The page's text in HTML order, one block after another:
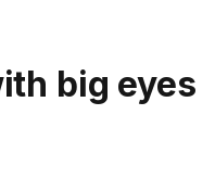
big eyes